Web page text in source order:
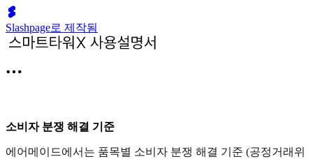
Slashpage로 제작됨
소비자 분쟁 해결 기준
에어메이드에서는 품목별 소비자 분쟁 해결 기준 (공정거래위